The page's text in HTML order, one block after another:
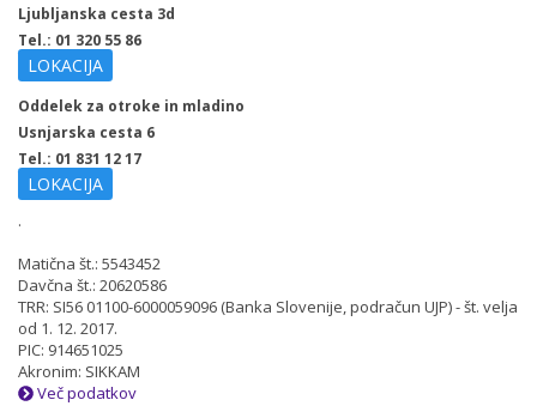
Ljubljanska cesta 3d
Tel.: 01 320 55 86
LOKACIJA
Oddelek za otroke in mladino
Usnjarska cesta 6
Tel.: 01 831 12 17
LOKACIJA
.
Matična št.: 5543452
Davčna št.: 20620586
TRR: SI56 01100-6000059096 (Banka Slovenije, podračun UJP) - št. velja
od 1. 12. 2017.
PIC: 914651025
Akronim: SIKKAM
Več podatkov